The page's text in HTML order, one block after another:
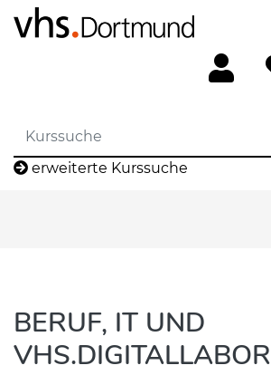
erweiterte Kurssuche
BERUF, IT UND
VHS.DIGITALLABOR